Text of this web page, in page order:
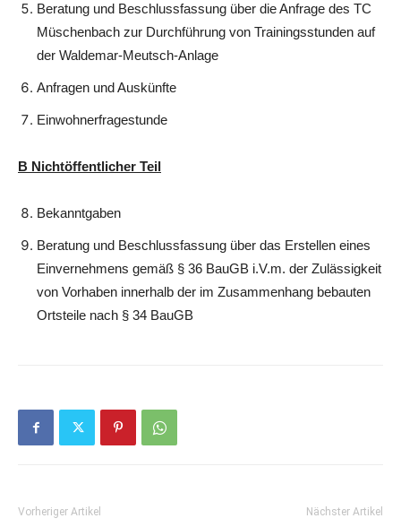
Beratung und Beschlussfassung über die Anfrage des TC
Müschenbach zur Durchführung von Trainingsstunden auf
der Waldemar-Meutsch-Anlage
Anfragen und Auskünfte
Einwohnerfragestunde
B Nichtöffentlicher Teil
Bekanntgaben
Beratung und Beschlussfassung über das Erstellen eines
Einvernehmens gemäß § 36 BauGB i.V.m. der Zulässigkeit
von Vorhaben innerhalb der im Zusammenhang bebauten
Ortsteile nach § 34 BauGB
Vorheriger Artikel Nächster Artikel